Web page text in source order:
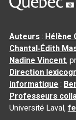
Auteurs : Hélène
Chantal‑Édith
Nadine Vincent,
Direction
informatique :
Professeurs
Université Laval,